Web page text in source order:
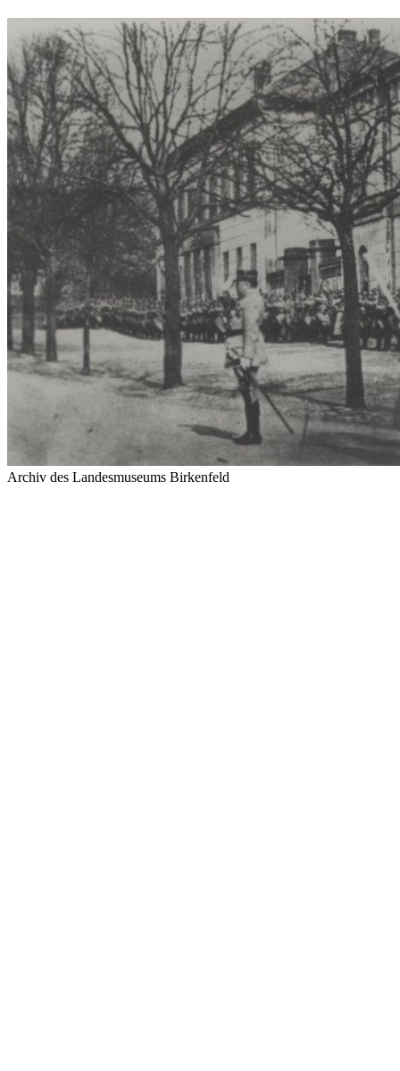
Archiv des Landesmuseums Birkenfeld